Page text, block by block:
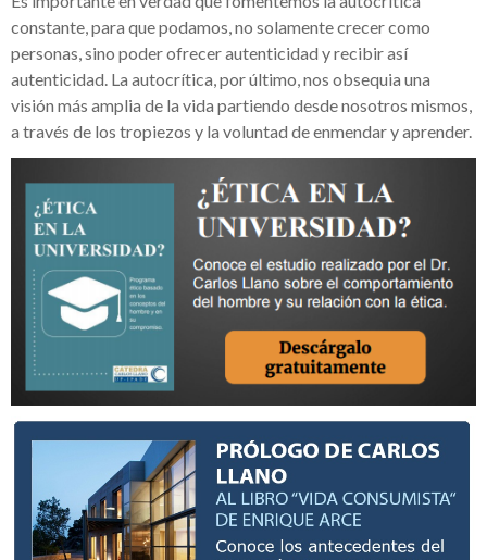
constante, para que podamos, no solamente crecer como
personas, sino poder ofrecer autenticidad y recibir así
autenticidad. La autocrítica, por último, nos obsequia una
visión más amplia de la vida partiendo desde nosotros mismos,
a través de los tropiezos y la voluntad de enmendar y aprender.